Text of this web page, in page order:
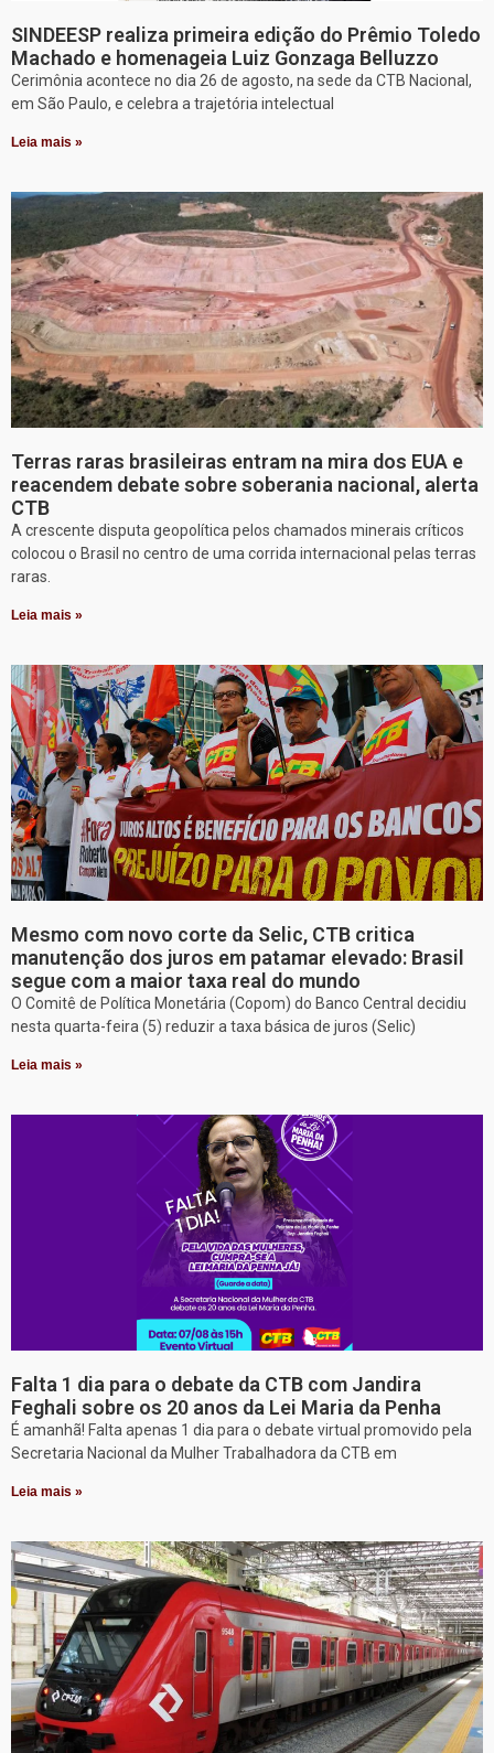
SINDEESP realiza primeira edição do Prêmio Toledo
Machado e homenageia Luiz Gonzaga Belluzzo
Cerimônia acontece no dia 26 de agosto, na sede da CTB Nacional,
em São Paulo, e celebra a trajetória intelectual
Leia mais »
Terras raras brasileiras entram na mira dos EUA e
reacendem debate sobre soberania nacional, alerta
CTB
A crescente disputa geopolítica pelos chamados minerais críticos
colocou o Brasil no centro de uma corrida internacional pelas terras
raras.
Leia mais »
Mesmo com novo corte da Selic, CTB critica
manutenção dos juros em patamar elevado: Brasil
segue com a maior taxa real do mundo
O Comitê de Política Monetária (Copom) do Banco Central decidiu
nesta quarta-feira (5) reduzir a taxa básica de juros (Selic)
Leia mais »
Falta 1 dia para o debate da CTB com Jandira
Feghali sobre os 20 anos da Lei Maria da Penha
É amanhã! Falta apenas 1 dia para o debate virtual promovido pela
Secretaria Nacional da Mulher Trabalhadora da CTB em
Leia mais »